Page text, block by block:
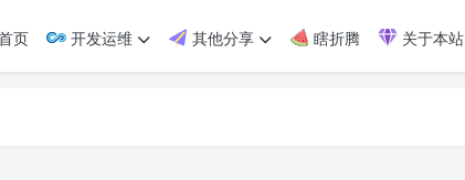
页 开发运维 其他分享 瞎折腾 关于本站